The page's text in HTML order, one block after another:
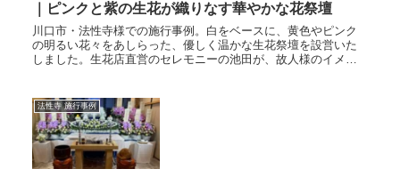
｜ピンクと紫の生花が織りなす華やかな花祭壇
川口市・法性寺様での施行事例。白をベースに、黄色やピンク
の明るい花々をあしらった、優しく温かな生花祭壇を設営いた
しました。生花店直営のセレモニーの池田が、故人様のイメー
法性寺 施行事例